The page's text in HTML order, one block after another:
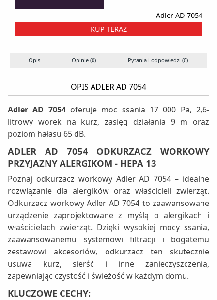
Adler AD 7054
KUP TERAZ
Opis Opinie (0) Pytania i odpowiedzi (0)
OPIS ADLER AD 7054
Adler AD 7054oferuje moc ssania 17 000 Pa, 2,6-
litrowy worek na kurz, zasięg działania 9 m oraz
poziom hałasu 65 dB.
ADLER AD 7054 ODKURZACZ WORKOWY
PRZYJAZNY ALERGIKOM - HEPA 13
Poznaj odkurzacz workowy Adler AD 7054 – idealne
rozwiązanie dla alergików oraz właścicieli zwierząt.
Odkurzacz workowy Adler AD 7054 to zaawansowane
urządzenie zaprojektowane z myślą o alergikach i
właścicielach zwierząt. Dzięki wysokiej mocy ssania,
zaawansowanemu systemowi filtracji i bogatemu
zestawowi akcesoriów, odkurzacz ten skutecznie
usuwa kurz, sierść i inne zanieczyszczenia,
zapewniając czystość i świeżość w każdym domu.
KLUCZOWE CECHY: